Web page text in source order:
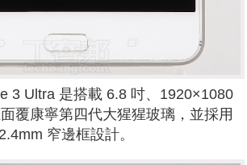
3 Ultra 是搭載 6.8 吋、1920×1080
覆康寧第四代大猩猩玻璃，並採用
2.4mm 窄邊框設計。